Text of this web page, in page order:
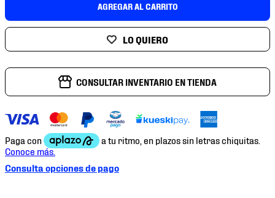
AGREGAR AL CARRITO
CONSULTAR INVENTARIO EN TIENDA
Consulta opciones de pago